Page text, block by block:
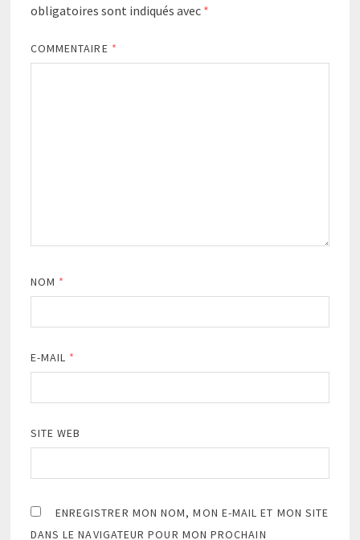
obligatoires sont indiqués avec *
COMMENTAIRE *
NOM *
E-MAIL *
SITE WEB
ENREGISTRER MON NOM, MON E-MAIL ET MON SITE
DANS LE NAVIGATEUR POUR MON PROCHAIN